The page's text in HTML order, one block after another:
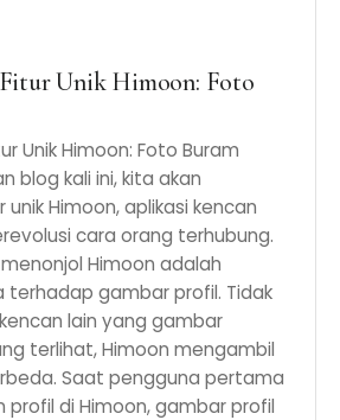
Unik Himoon: Foto
Unik Himoon: Foto Buram
blog kali ini, kita akan
Himoon, aplikasi kencan
cara orang terhubung.
Himoon adalah
gambar profil. Tidak
lain yang gambar
terlihat, Himoon mengambil
Saat pengguna pertama
profil di Himoon, gambar profil